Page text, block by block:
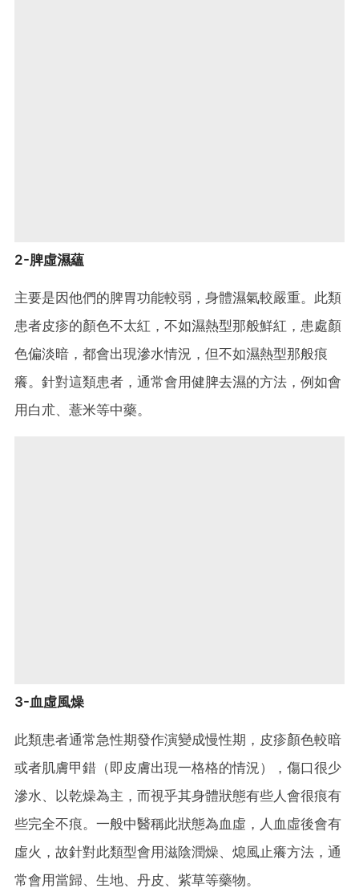
2-脾虛濕蘊
主要是因他們的脾胃功能較弱，身體濕氣較嚴重。此類
患者皮疹的顏色不太紅，不如濕熱型那般鮮紅，患處顏
色偏淡暗，都會出現滲水情況，但不如濕熱型那般痕
癢。針對這類患者，通常會用健脾去濕的方法，例如會
用白朮、薏米等中藥。
3-血虛風燥
此類患者通常急性期發作演變成慢性期，皮疹顏色較暗
或者肌膚甲錯（即皮膚出現一格格的情況），傷口很少
滲水、以乾燥為主，而視乎其身體狀態有些人會很痕有
些完全不痕。一般中醫稱此狀態為血虛，人血虛後會有
虛火，故針對此類型會用滋陰潤燥、熄風止癢方法，通
常會用當歸、生地、丹皮、紫草等藥物。